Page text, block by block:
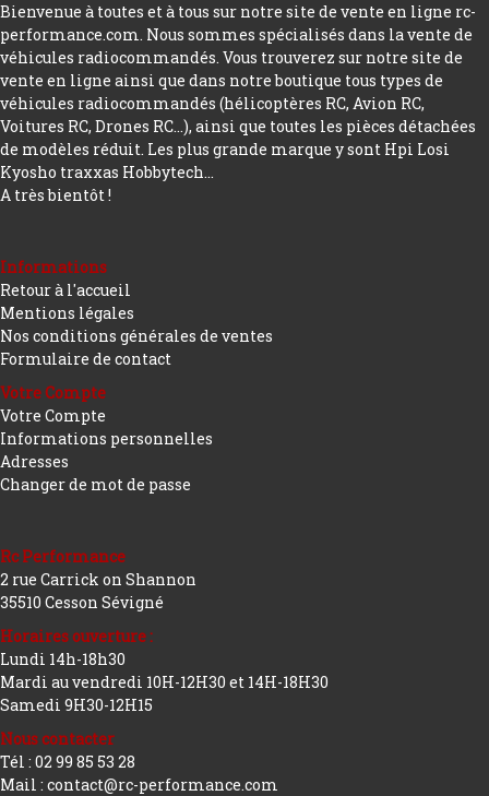
Bienvenue à toutes et à tous sur notre site de vente en ligne rc-
performance.com. Nous sommes spécialisés dans la vente de
véhicules radiocommandés. Vous trouverez sur notre site de
vente en ligne ainsi que dans notre boutique tous types de
véhicules radiocommandés (hélicoptères RC, Avion RC,
Voitures RC, Drones RC…), ainsi que toutes les pièces détachées
de modèles réduit. Les plus grande marque y sont Hpi Losi
Kyosho traxxas Hobbytech...
A très bientôt !
Informations
Retour à l'accueil
Mentions légales
Nos conditions générales de ventes
Formulaire de contact
Votre Compte
Votre Compte
Informations personnelles
Adresses
Changer de mot de passe
Rc Performance
2 rue Carrick on Shannon
35510 Cesson Sévigné
Horaires ouverture :
Lundi 14h-18h30
Mardi au vendredi 10H-12H30 et 14H-18H30
Samedi 9H30-12H15
Nous contacter
Tél : 02 99 85 53 28
Mail : contact@rc-performance.com